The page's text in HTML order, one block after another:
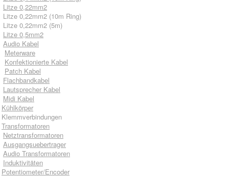
Litze 0,22mm2
Litze 0,22mm2 (10m Ring)
Litze 0,22mm2 (5m)
Litze 0,5mm2
Audio Kabel
Meterware
Konfektionierte Kabel
Patch Kabel
Flachbandkabel
Lautsprecher Kabel
Midi Kabel
Kühlkörper
Klemmverbindungen
Transformatoren
Netztransformatoren
Ausgangsuebertrager
Audio Transformatoren
Induktivitäten
Potentiometer/Encoder